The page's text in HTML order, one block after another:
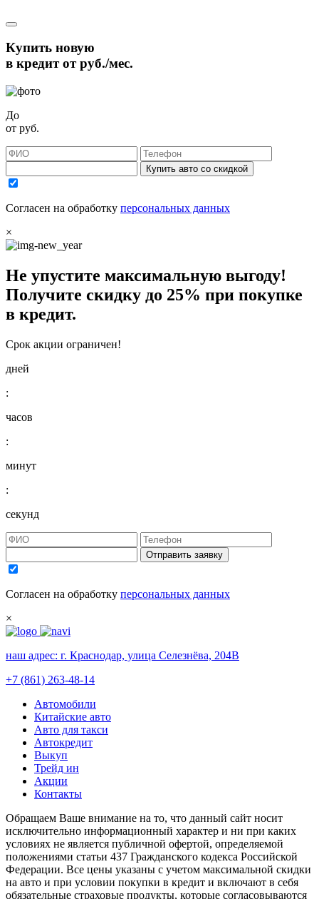
Купить новую
в кредит отруб./мес.
До
от руб.
Купить авто со скидкой
Согласен на обработку персональных данных
×
Не упустите максимальную выгоду!
Получите скидку до 25% при покупке
в кредит.
Срок акции ограничен!
дней
:
часов
:
минут
:
секунд
Отправить заявку
Согласен на обработку персональных данных
×
наш адрес: г. Краснодар, улица Селезнёва, 204В
+7 (861) 263-48-14
Автомобили
Китайские авто
Авто для такси
Автокредит
Выкуп
Трейд ин
Акции
Контакты
Обращаем Ваше внимание на то, что данный сайт носит
исключительно информационный характер и ни при каких
условиях не является публичной офертой, определяемой
положениями статьи 437 Гражданского кодекса Российской
Федерации. Все цены указаны с учетом максимальной скидки
на авто и при условии покупки в кредит и включают в себя
обязательные страховые продукты, которые согласовываются